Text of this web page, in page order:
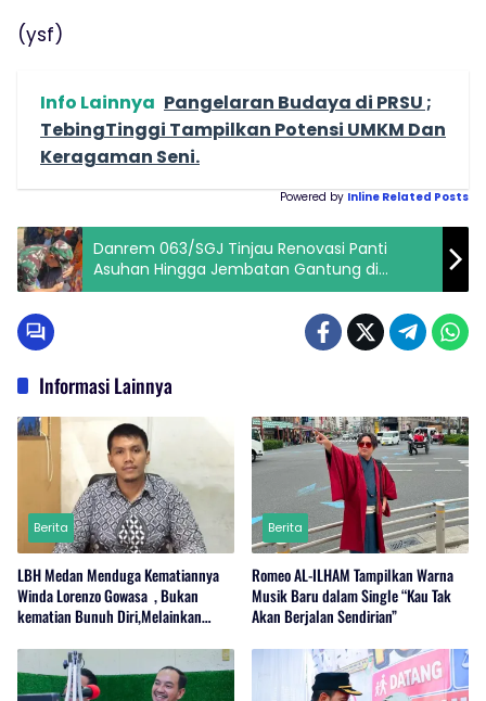
(ysf)
Info Lainnya Pangelaran Budaya di PRSU ;
TebingTinggi Tampilkan Potensi UMKM Dan
Keragaman Seni.
Powered by Inline Related Posts
Danrem 063/SGJ Tinjau Renovasi Panti
Asuhan Hingga Jembatan Gantung di
Karawang
Informasi Lainnya
Berita
LBH Medan Menduga Kematiannya
Winda Lorenzo Gowasa , Bukan
kematian Bunuh Diri,Melainkan
Berita
Romeo AL-ILHAM Tampilkan Warna
Musik Baru dalam Single “Kau Tak
Akan Berjalan Sendirian”